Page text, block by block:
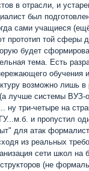
в отрасли, и
был
сами учащиеся
прототип той сферы
будет
тема. Есть
обучения
возможно лишь в
лучше системы ВУЗ-
ну три-четыре на
и пропустил
для атак
из реальных
сети школ на
(не